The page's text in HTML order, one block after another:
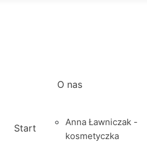
Start
O nas
Anna Ławniczak -
kosmetyczka